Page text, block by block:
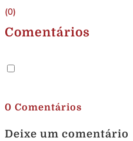
(0)
Comentários
0 Comentários
Deixe um comentário